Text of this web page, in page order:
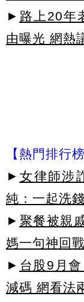
► 路上20年
由曝光 網熱
【熱門排行榜
► 女律師涉
純：一起洗
► 聚餐被親
媽一句神回
► 台股9月
減碼 網看法